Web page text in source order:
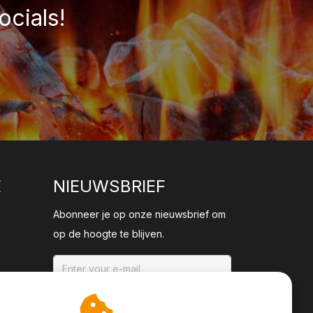
NIEUWSBRIEF
Abonneer je op onze nieuwsbrief om
op de hoogte te blijven.
ABONNEER